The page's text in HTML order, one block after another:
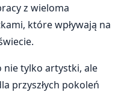
z wieloma
które wpływają na
nie tylko artystki, ale
przyszłych pokoleń